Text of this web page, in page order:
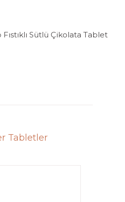
Sütlü Çikolata Tablet
Tabletler